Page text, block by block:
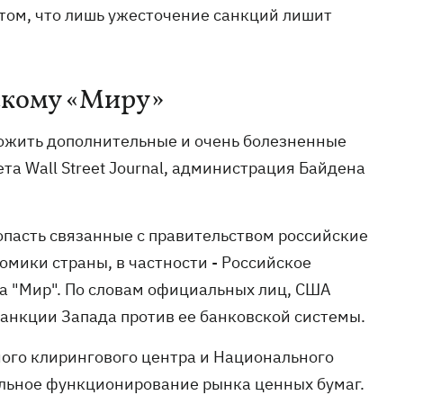
что лишь ужесточение санкций лишит
«Миру»
дополнительные и очень болезненные
Wall Street Journal, администрация Байдена
связанные с правительством российские
страны, в частности - Российское
"Мир". По словам официальных лиц, США
Запада против ее банковской системы.
клирингового центра и Национального
функционирование рынка ценных бумаг.